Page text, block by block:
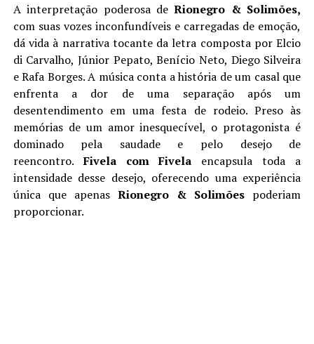
A interpretação poderosa deRionegro & Solimões,
com suas vozes inconfundíveis e carregadas de emoção,
dá vida à narrativa tocante da letra composta por Elcio
di Carvalho, Júnior Pepato, Benício Neto, Diego Silveira
e Rafa Borges. A música conta a história de um casal que
enfrenta a dor de uma separação após um
desentendimento em uma festa de rodeio. Preso às
memórias de um amor inesquecível, o protagonista é
dominado pela saudade e pelo desejo de
reencontro.Fivela com Fivela encapsula toda a
intensidade desse desejo, oferecendo uma experiência
única que apenas Rionegro & Solimões poderiam
proporcionar.